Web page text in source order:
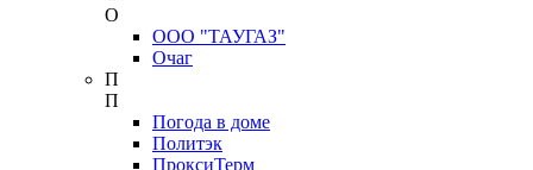
О
ООО "ТАУГАЗ"
Очаг
П
П
Погода в доме
Политэк
ПроксиТерм